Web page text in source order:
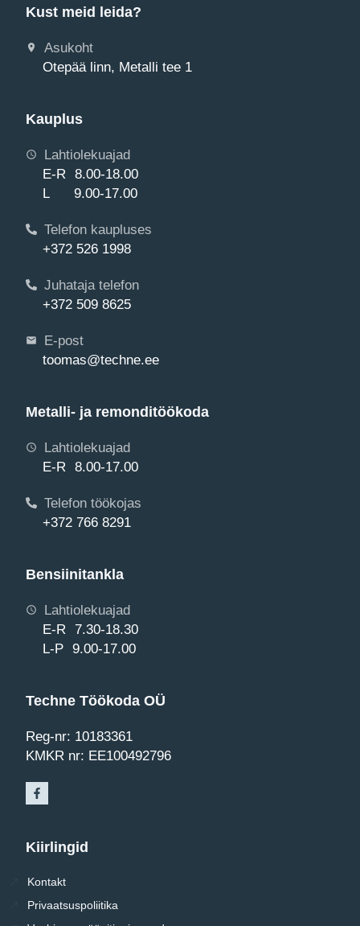
Kust meid leida?
Asukoht
Otepää linn, Metalli tee 1
Kauplus
Lahtiolekuajad
E-R 8.00-18.00
L 9.00-17.00
Telefon kaupluses
+372 526 1998
Juhataja telefon
+372 509 8625
E-post
toomas@techne.ee
Metalli- ja remonditöökoda
Lahtiolekuajad
E-R 8.00-17.00
Telefon töökojas
+372 766 8291
Bensiinitankla
Lahtiolekuajad
E-R 7.30-18.30
L-P 9.00-17.00
Techne Töökoda OÜ
Reg-nr: 10183361
KMKR nr: EE100492796
Kiirlingid
Kontakt
Privaatsuspoliitika